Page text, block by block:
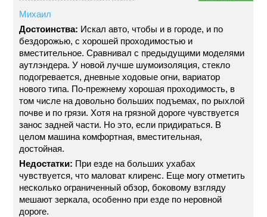
Михаил
Достоинства: Искал авто, чтобы и в городе, и по
бездорожью, с хорошей проходимостью и
вместительное. Сравнивал с предыдущими моделями
аутлэндера. У новой лучше шумоизоляция, стекло
подогревается, дневные ходовые огни, вариатор
нового типа. По-прежнему хорошая проходимость, в
том числе на довольно больших подъемах, по рыхлой
почве и по грязи. Хотя на грязной дороге чувствуется
занос задней части. Но это, если придираться. В
целом машина комфортная, вместительная,
достойная.
Недостатки: При езде на больших ухабах
чувствуется, что маловат клиренс. Еще могу отметить
несколько ограниченный обзор, боковому взгляду
мешают зеркала, особенно при езде по неровной
дороге.